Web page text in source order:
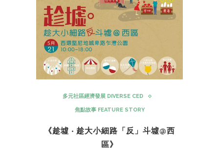
多元社區經濟發展 DIVERSE CED
焦點故事 FEATURE STORY
《趁墟 ‧ 趁大小細路「反」斗墟@西
區》